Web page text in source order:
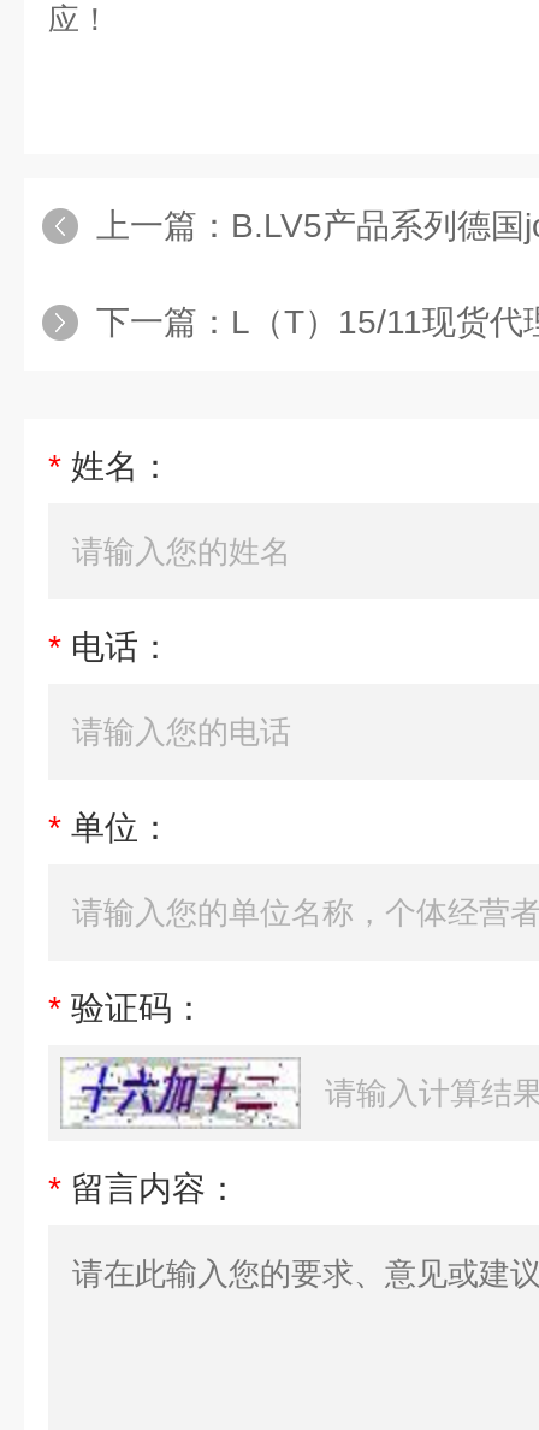
应！
上一篇： B.LV5产品系列德国jobst
下一篇： L（T）15/11现货代理德
* 姓名：
* 电话：
* 单位：
* 验证码：
* 留言内容：